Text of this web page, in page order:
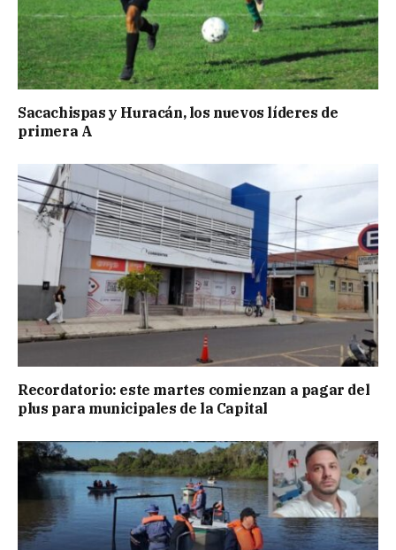
Sacachispas y Huracán, los nuevos líderes de
primera A
Recordatorio: este martes comienzan a pagar del
plus para municipales de la Capital